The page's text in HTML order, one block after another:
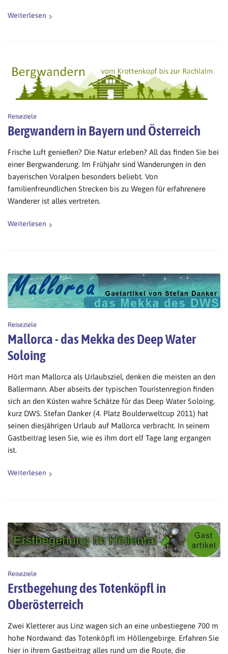
Weiterlesen
Reiseziele
Bergwandern in Bayern und Österreich
Frische Luft genießen? Die Natur erleben? All das finden Sie bei
einer Bergwanderung. Im Frühjahr sind Wanderungen in den
bayerischen Voralpen besonders beliebt. Von
familienfreundlichen Strecken bis zu Wegen für erfahrenere
Wanderer ist alles vertreten.
Weiterlesen
Reiseziele
Mallorca - das Mekka des Deep Water
Soloing
Hört man Mallorca als Urlaubsziel, denken die meisten an den
Ballermann. Aber abseits der typischen Touristenregion finden
sich an den Küsten wahre Schätze für das Deep Water Soloing,
kurz DWS. Stefan Danker (4. Platz Boulderweltcup 2011) hat
seinen diesjährigen Urlaub auf Mallorca verbracht. In seinem
Gastbeitrag lesen Sie, wie es ihm dort elf Tage lang ergangen
ist.
Weiterlesen
Reiseziele
Erstbegehung des Totenköpfl in
Oberösterreich
Zwei Kletterer aus Linz wagen sich an eine unbestiegene 700 m
hohe Nordwand: das Totenköpfl im Höllengebirge. Erfahren Sie
hier in ihrem Gastbeitrag alles rund um die Route, die